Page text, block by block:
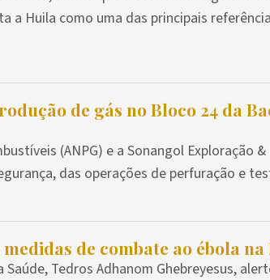
a Huila como uma das principais
de gás no Bloco 24 da
(ANPG) e a Sonangol Exploração
das operações de perfuração e
de combate ao ébola na
Tedros Adhanom Ghebreyesus,